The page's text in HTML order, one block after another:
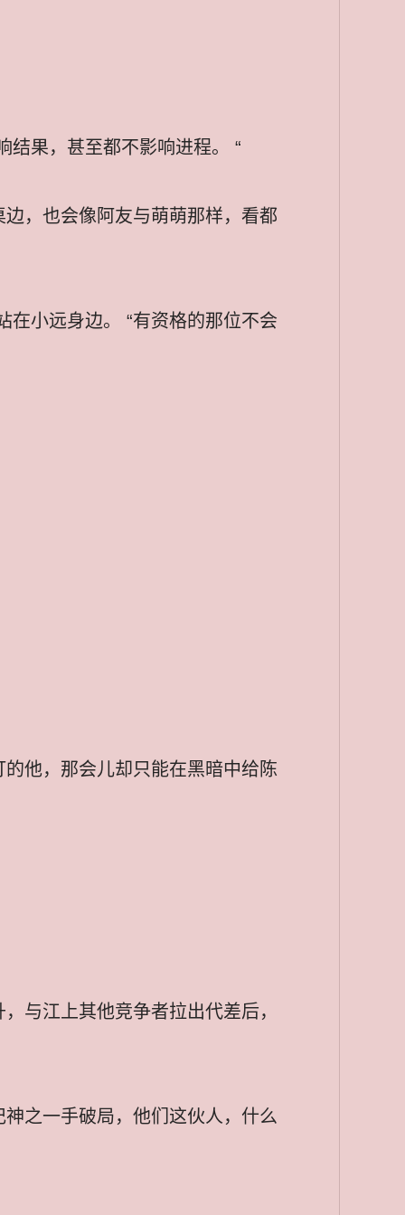
结果，甚至都不影响进程。 “
，也会像阿友与萌萌那样，看都
在小远身边。 “有资格的那位不会
他，那会儿却只能在黑暗中给陈
与江上其他竞争者拉出代差后，
之一手破局，他们这伙人，什么